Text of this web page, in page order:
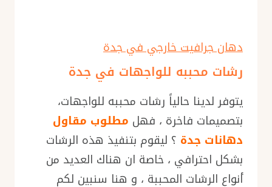
دهان جرافيت خارجي في جدة
رشات محببه للواجهات في جدة
يتوفر لدينا حالياً رشات محببه للواجهات،
بتصميمات فاخرة ، فهل مطلوب مقاول
دهانات جدة ؟ ليقوم بتنفيذ هذه الرشات
بشكل احترافي ، خاصة ان هناك العديد من
أنواع الرشات المحببة ، و هنا سنبين لكم